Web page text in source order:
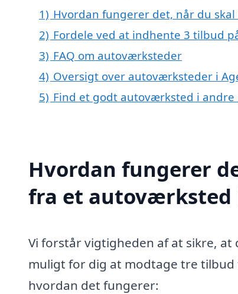
1) Hvordan fungerer det, når du
2) Fordele ved at indhente 3 tilbud
3) FAQ om autoværksteder
4) Oversigt over autoværksteder i
5) Find et godt autoværksted i
Hvordan fungerer
fra et autoværksted
Vi forstår vigtigheden af at sikre,
muligt for dig at modtage tre tilbud
hvordan det fungerer: